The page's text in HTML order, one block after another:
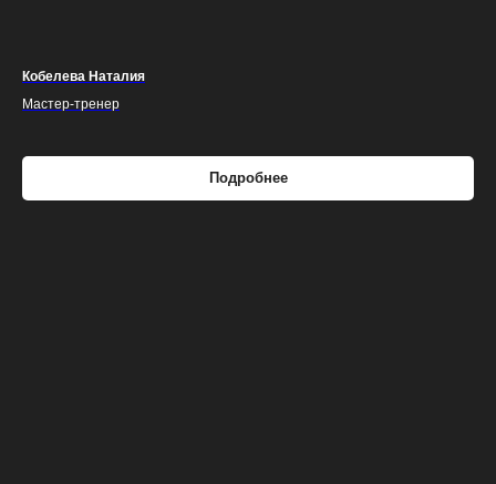
Кобелева Наталия
Мастер-тренер
Подробнее